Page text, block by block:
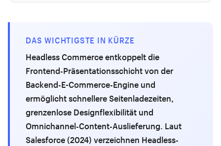
DAS WICHTIGSTE IN KÜRZE
Headless Commerce entkoppelt die
Frontend-Präsentationsschicht von der
Backend-E-Commerce-Engine und
ermöglicht schnellere Seitenladezeiten,
grenzenlose Designflexibilität und
Omnichannel-Content-Auslieferung. Laut
Salesforce (2024) verzeichnen Headless-